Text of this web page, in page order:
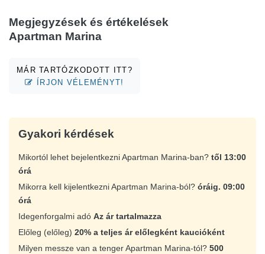
Megjegyzések és értékelések
Apartman Marina
MÁR TARTÓZKODOTT ITT?
ÍRJON VÉLEMÉNYT!
Gyakori kérdések
Mikortól lehet bejelentkezni Apartman Marina-ban? től 13:00
órá
Mikorra kell kijelentkezni Apartman Marina-ból? óráig. 09:00
órá
Idegenforgalmi adó Az ár tartalmazza
Előleg (előleg) 20% a teljes ár előlegként kaucióként
Milyen messze van a tenger Apartman Marina-tól? 500